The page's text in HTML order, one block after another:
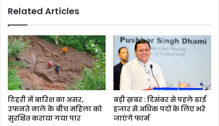
का
Related Articles
टिहरी में बारिश का असर,
उफनते नाले के बीच महिला को
सुरक्षित कराया गया पार
बड़ी ख़बर : दिसंबर से पहले ढाई
हजार से अधिक पदों के लिए भरे
जाएंगे फार्म